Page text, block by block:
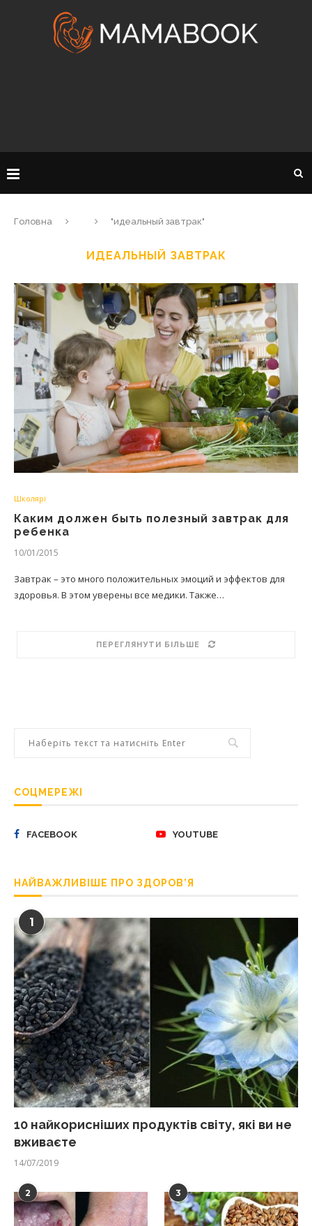
Головна "идеальный завтрак"
ИДЕАЛЬНЫЙ ЗАВТРАК
Школярі
Каким должен быть полезный завтрак для
ребенка
10/01/2015
Завтрак – это много положительных эмоций и эффектов для
здоровья. В этом уверены все медики. Также…
ПЕРЕГЛЯНУТИ БІЛЬШЕ
СОЦМЕРЕЖІ
FACEBOOK YOUTUBE
НАЙВАЖЛИВІШЕ ПРО ЗДОРОВ’Я
1
10 найкорисніших продуктів світу, які ви не
вживаєте
14/07/2019
2 3